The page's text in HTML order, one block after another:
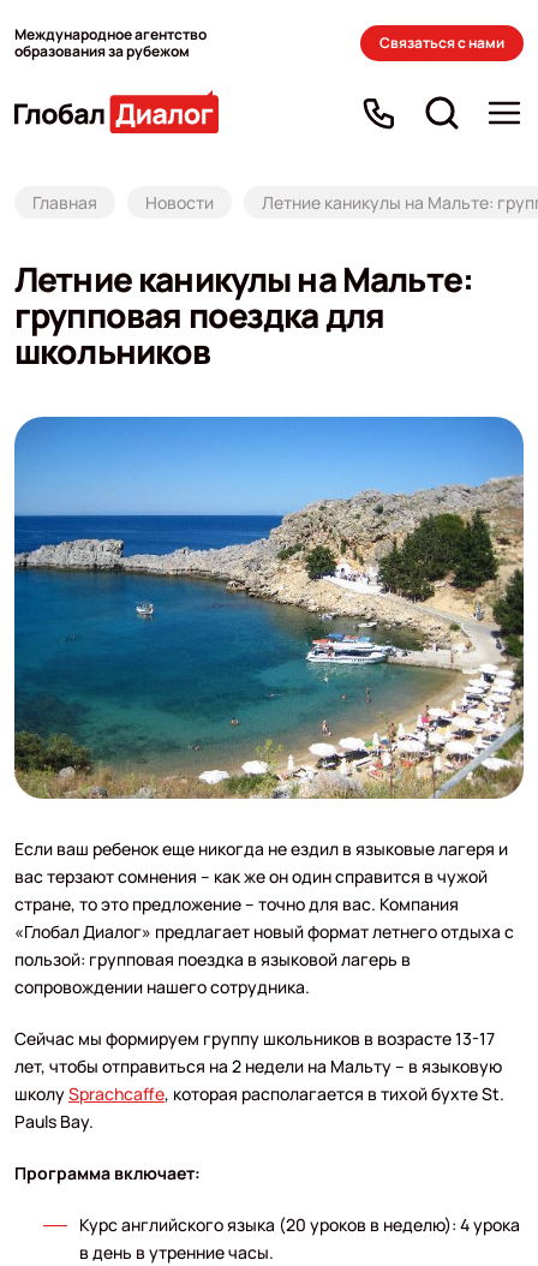
Международное агентство
образования за рубежом
Связаться с нами
Главная Новости Летние каникулы на Мальте:
Летние каникулы на Мальте:
групповая поездка для
школьников
Если ваш ребенок еще никогда не ездил в языковые лагеря и
вас терзают сомнения – как же он один справится в чужой
стране, то это предложение – точно для вас. Компания
«Глобал Диалог» предлагает новый формат летнего отдыха с
пользой: групповая поездка в языковой лагерь в
сопровождении нашего сотрудника.
Сейчас мы формируем группу школьников в возрасте 13-17
лет, чтобы отправиться на 2 недели на Мальту – в языковую
школуSprachcaffe, которая располагается в тихой бухте St.
Pauls Bay.
Программа включает:
Курс английского языка (20 уроков в неделю): 4 урока
в день в утренние часы.